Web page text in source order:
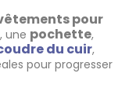
pour
, une pochette,
du cuir,
pour progresser